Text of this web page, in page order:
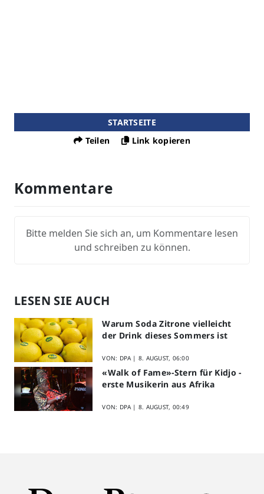
STARTSEITE
Teilen
Link kopieren
Kommentare
Bitte melden Sie sich an, um Kommentare lesen
und schreiben zu können.
LESEN SIE AUCH
Warum Soda Zitrone vielleicht
der Drink dieses Sommers ist
VON: DPA | 8. AUGUST, 06:00
«Walk of Fame»-Stern für Kidjo -
erste Musikerin aus Afrika
VON: DPA | 8. AUGUST, 00:49